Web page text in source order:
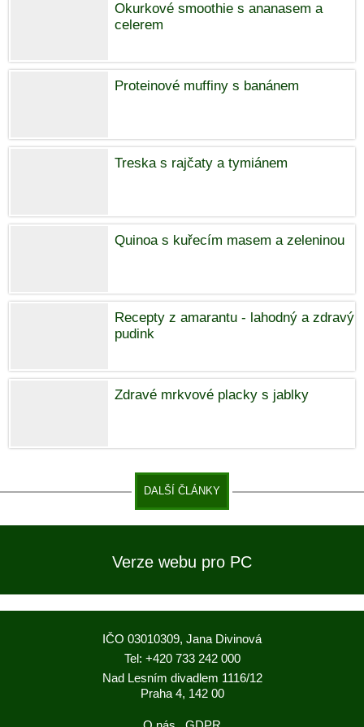
Okurkové smoothie s ananasem a
celerem
Proteinové muffiny s banánem
Treska s rajčaty a tymiánem
Quinoa s kuřecím masem a zeleninou
Recepty z amarantu - lahodný a zdravý
pudink
Zdravé mrkvové placky s jablky
DALŠÍ ČLÁNKY
Verze webu pro PC
IČO 03010309, Jana Divinová
Tel: +420 733 242 000
Nad Lesním divadlem 1116/12
Praha 4, 142 00